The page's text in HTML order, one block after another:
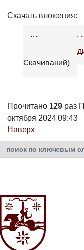
Скачать вложения:
(Извлечение)
рассмотрения
Скачиваний)
Прочитано 129 раз
октября 2024 09:43
Наверх